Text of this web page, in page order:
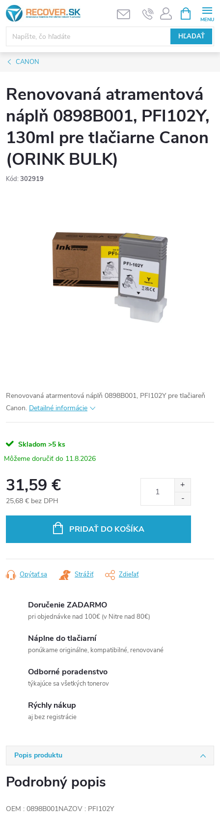
Prejsť
na
obsah
HĽADAŤ
KOŠÍK
CANON
Renovovaná atramentová
náplň 0898B001, PFI102Y,
130ml pre tlačiarne Canon
(ORINK BULK)
Kód: 302919
Renovovaná atarmentová náplň 0898B001, PFI102Y pre tlačiareň
Canon. Detailné informácie
Skladom >5 ks
11.8.2026
31,59 €
25,68 € bez DPH
PRIDAŤ DO KOŠÍKA
Opýtať sa Strážiť Zdieľať
Doručenie ZADARMO
pri objednávke nad 100€ (v Nitre nad 80€)
Náplne do tlačiarní
ponúkame originálne, kompatibilné, renovované
Odborné poradenstvo
týkajúce sa všetkých tonerov
Rýchly nákup
aj bez registrácie
Popis produktu
Podrobný popis
OEM : 0898B001NAZOV : PFI102Y